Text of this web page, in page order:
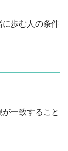
歩む人の条件
一致すること